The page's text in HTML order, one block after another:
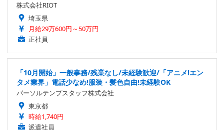
株式会社RIOT
埼玉県
月給29万600円～50万円
正社員
「10月開始」一般事務/残業なし/未経験歓迎/「アニメ!エン
タメ業界」電話少なめ!服装・髪色自由!未経験OK
パーソルテンプスタッフ株式会社
東京都
時給1,740円
派遣社員